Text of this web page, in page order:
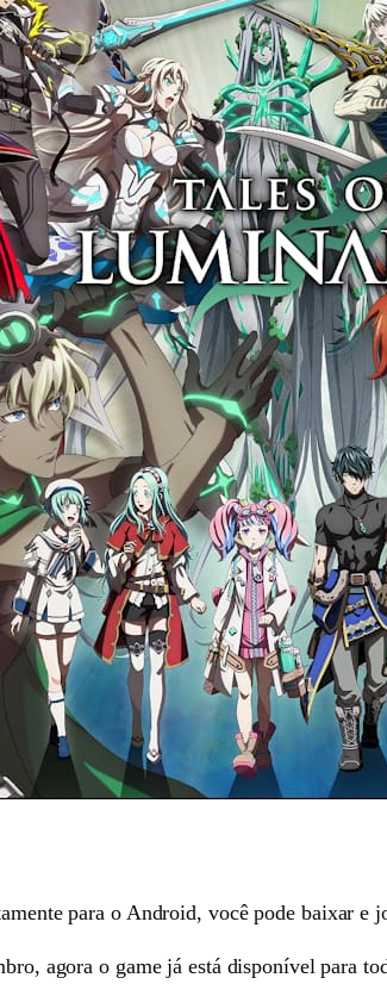
para o Android, você pode baixar e
agora o game já está disponível para